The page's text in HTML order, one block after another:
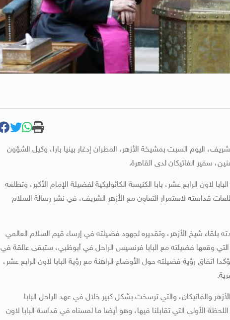
اليوم السبت بمشيخة الأزهر، المطران إدغار بينيا بارا، وكيل الشؤون
سفير الفاتيكان لدى القاهرة.
لاون الرابع عشر، بابا الكنيسة الكاثوليكية لفضيلة الإمام الأكبر، وتطلعه
قداسته لاستمرار التعاون مع الأزهر الشريف، في نشر رسالة السلام
بلقاء شيخ الأزهر، وتقديره لجهود فضيلته في إرساء قيم السلام العالمي
التي وقعها فضيلته مع البابا فرنسيس الراحل في أبوظبي، ستبقى عالقة في
اتفاق رؤية فضيلته حول الأوضاع الراهنة مع رؤية البابا لاون الرابع عشر،
والفاتيكان، والتي ترسخت بشكل كبير خلال في عهد الراحل البابا
الأولى التي تقابلنا فيها، وهو أيضا ما لمسناه في قداسة البابا لاون